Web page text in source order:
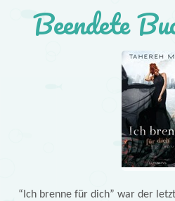
Beendete
“Ich brenne für dich” war der